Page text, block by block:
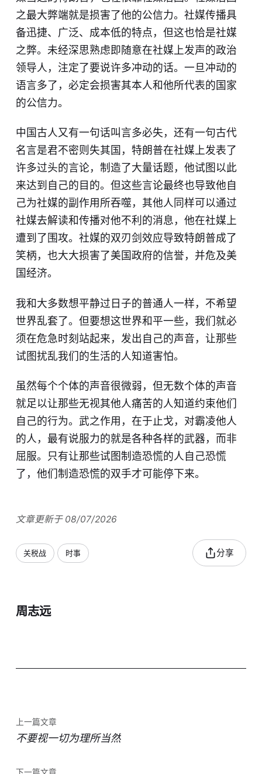
之最大弊端就是损害了他的公信力。社媒传播具
备迅捷、广泛、成本低的特点，但这也恰是社媒
之弊。未经深思熟虑即随意在社媒上发声的政治
领导人，注定了要说许多冲动的话。一旦冲动的
语言多了，必定会损害其本人和他所代表的国家
的公信力。
中国古人又有一句话叫言多必失，还有一句古代
名言是君不密则失其国，特朗普在社媒上发表了
许多过头的言论，制造了大量话题，他试图以此
来达到自己的目的。但这些言论最终也导致他自
己为社媒的副作用所吞噬，其他人同样可以通过
社媒去解读和传播对他不利的消息，他在社媒上
遭到了围攻。社媒的双刃剑效应导致特朗普成了
笑柄，也大大损害了美国政府的信誉，并危及美
国经济。
我和大多数想平静过日子的普通人一样，不希望
世界乱套了。但要想这世界和平一些，我们就必
须在危急时刻站起来，发出自己的声音，让那些
试图扰乱我们的生活的人知道害怕。
虽然每个个体的声音很微弱，但无数个体的声音
就足以让那些无视其他人痛苦的人知道约束他们
自己的行为。武之作用，在于止戈，对霸凌他人
的人，最有说服力的就是各种各样的武器，而非
屈服。只有让那些试图制造恐慌的人自己恐慌
了，他们制造恐慌的双手才可能停下来。
文章更新于 08/07/2026
关税战 时事 分享
周志远
上一篇文章
不要视一切为理所当然
下一篇文章